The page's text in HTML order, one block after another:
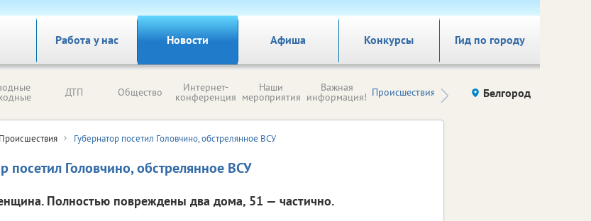
Работа у нас Новости Афиша Гид по городу
Конкурсы
ДТП Общество Интернет-
конференция
Наши
мероприятия
Важная
информация! Происшествия Здоровье компаний (на
правах
Белгород
Происшествия Губернатор посетил Головчино, обстрелянное ВСУ
посетил Головчино, обстрелянное ВСУ
Полностью повреждены два дома, 51 — частично.